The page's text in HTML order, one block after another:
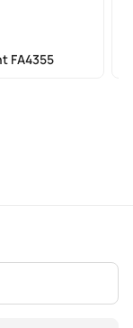
FA4355